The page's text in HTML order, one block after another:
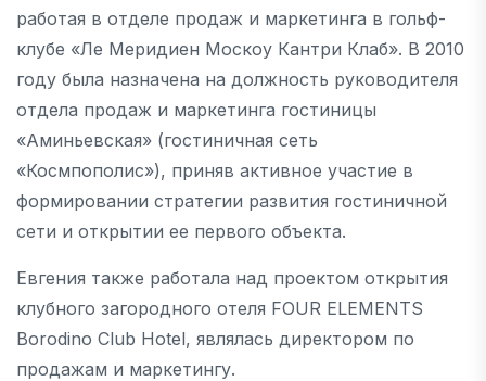
работая в отделе продаж и маркетинга в гольф-
клубе «Ле Меридиен Москоу Кантри Клаб». В 2010
году была назначена на должность руководителя
отдела продаж и маркетинга гостиницы
«Аминьевская» (гостиничная сеть
«Космпополис»), приняв активное участие в
формировании стратегии развития гостиничной
сети и открытии ее первого объекта.
Евгения также работала над проектом открытия
клубного загородного отеля FOUR ELEMENTS
Borodino Club Hotel, являлась директором по
продажам и маркетингу.